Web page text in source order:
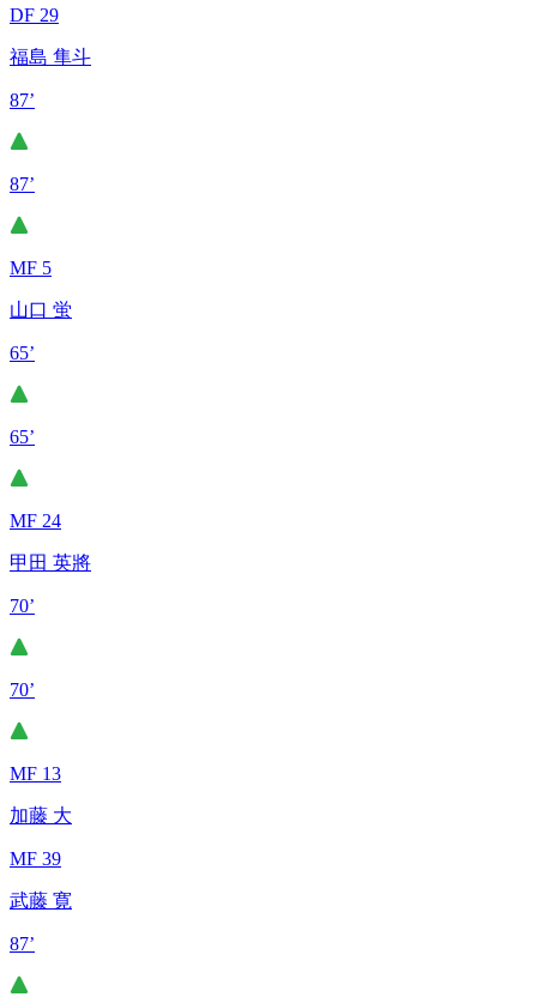
DF 29
福島 隼斗
87’
87’
MF 5
山口 蛍
65’
65’
MF 24
甲田 英將
70’
70’
MF 13
加藤 大
MF 39
武藤 寛
87’